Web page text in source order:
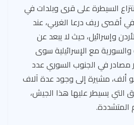
السيطرة على قرى وبلدات في
أقصى ريف درعا الغربي، عند
وإسرائيل، حيث لا يبعد عن
والسورية مع الإسرائيلية سوى
مصادر في الجنوب السوري عدد
ألف، مشيرة إلى وجود عدة آلاف
التي يسيطر عليها هذا الجيش،
المتشددة.